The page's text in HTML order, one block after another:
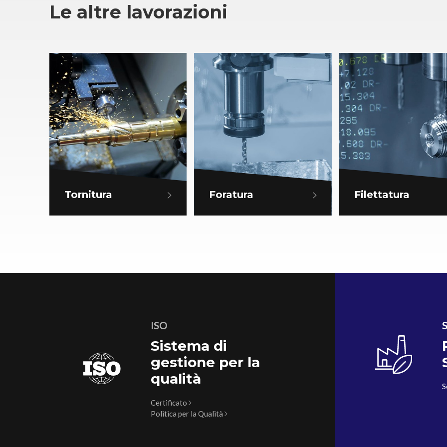
Le altre lavorazioni
Tornitura Foratura Filettatura
ISO
Sistema di
gestione per la
qualità
Certificato
Politica per la Qualità